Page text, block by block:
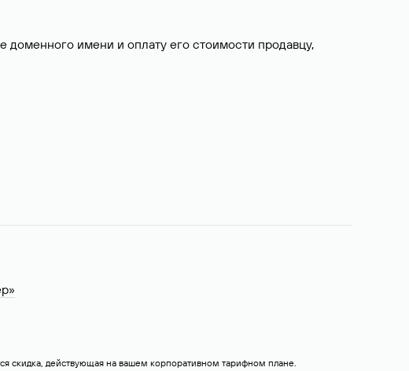
имени и оплату его стоимости продавцу,
скидка, действующая на вашем корпоративном тарифном плане.